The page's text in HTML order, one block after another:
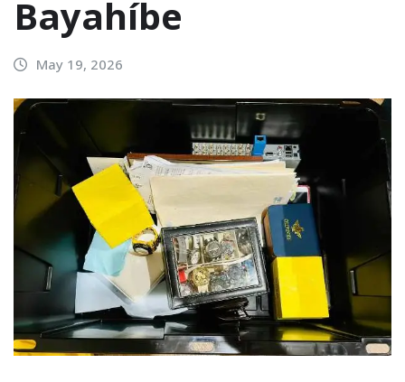
Bayahíbe
May 19, 2026